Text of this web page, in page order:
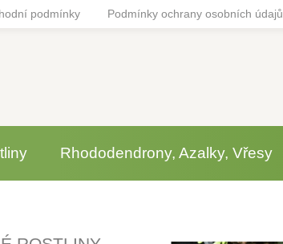
podmínky Podmínky ochrany osobních údajů
Rhododendrony, Azalky, Vřesy